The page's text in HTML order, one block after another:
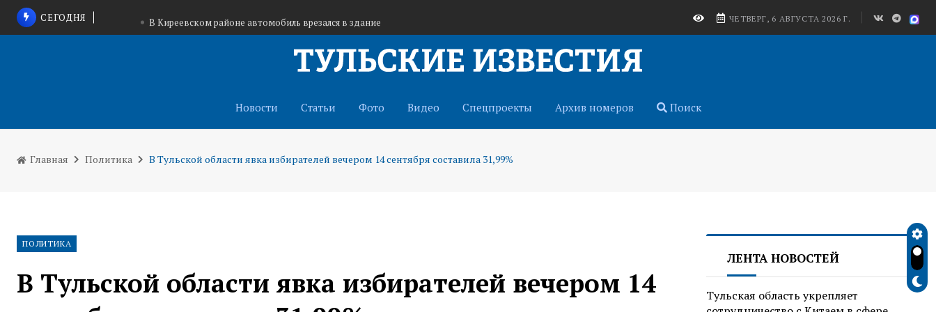
СЕГОДНЯ В Киреевском районе автомобиль врезался в здание
Тульская область укрепляет сотрудничество с Китаем в сфере туризма
ЧЕТВЕРГ, 6 АВГУСТА 2026 Г.
Новости Статьи Фото Видео Спецпроекты Архив номеров Поиск
Главная Политика В Тульской области явка избирателей вечером 14 сентября составила 31,99%
ПОЛИТИКА
В Тульской области явка избирателей вечером 14
ЛЕНТА НОВОСТЕЙ
Тульская область укрепляет